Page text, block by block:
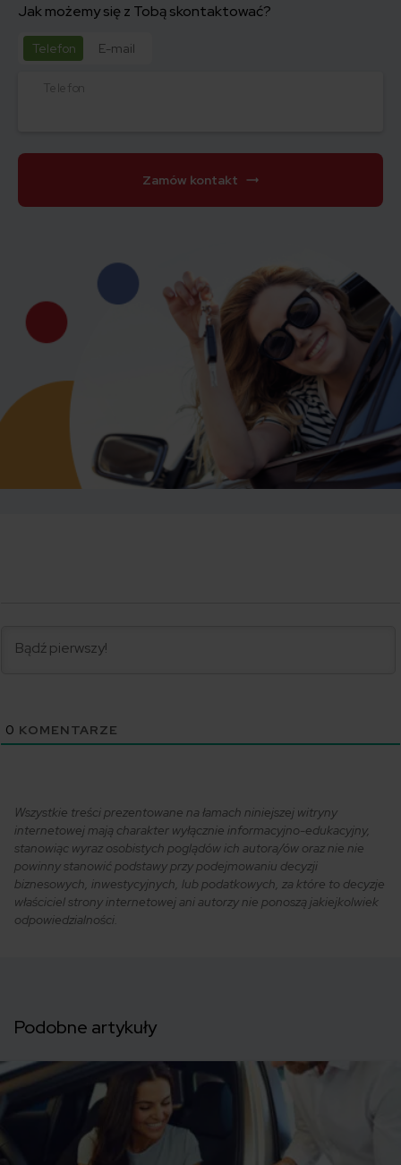
Jak możemy się z Tobą skontaktować?
Telefon E-mail
Telefon
Zamów kontakt
0 KOMENTARZE
Wszystkie treści prezentowane na łamach niniejszej witryny
internetowej mają charakter wyłącznie informacyjno-edukacyjny,
stanowiąc wyraz osobistych poglądów ich autora/ów oraz nie nie
powinny stanowić podstawy przy podejmowaniu decyzji
biznesowych, inwestycyjnych, lub podatkowych, za które to decyzje
właściciel strony internetowej ani autorzy nie ponoszą jakiejkolwiek
odpowiedzialności.
Podobne artykuły